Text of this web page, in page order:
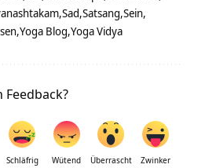
Sad Satsang Sein
Yoga Blog Yoga Vidya
Feedback?
Schläfrig Wütend Überrascht Zwinker